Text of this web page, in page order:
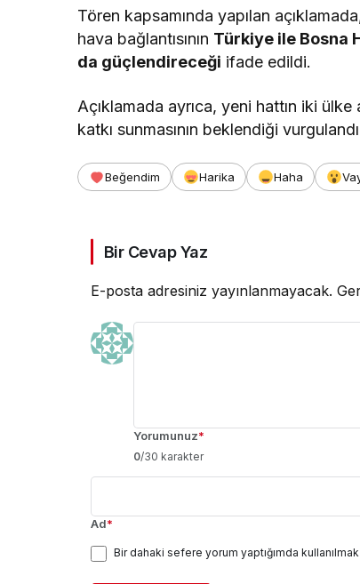
Tören kapsamında yapılan
hava bağlantısının Türkiye ile Bosna
da güçlendireceği ifade edildi.
Açıklamada ayrıca, yeni hattın iki
katkı sunmasının beklendiği
Beğendim Harika Haha
Bir Cevap Yaz
E-posta adresiniz yayınlanmayacak.
Yorumunuz*
0/30 karakter
Ad*
Bir dahaki sefere yorum yaptığımda